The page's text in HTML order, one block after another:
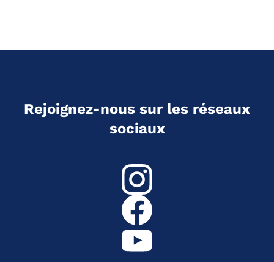
Rejoignez-nous sur les réseaux
sociaux